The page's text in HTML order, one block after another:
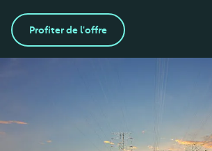
Profiter de l'offre